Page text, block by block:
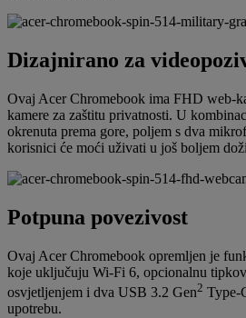
Dizajnirano za
Ovaj Acer Chromebook ima FHD web-
kamere za zaštitu privatnosti. U
okrenuta prema gore, poljem s dva
korisnici će moći uživati u još boljem
Potpuna povezivost
Ovaj Acer Chromebook opremljen je
koje uključuju Wi-Fi 6, opcionalnu
osvjetljenjem i dva USB 3.2 Gen2 Type-
upotrebu.